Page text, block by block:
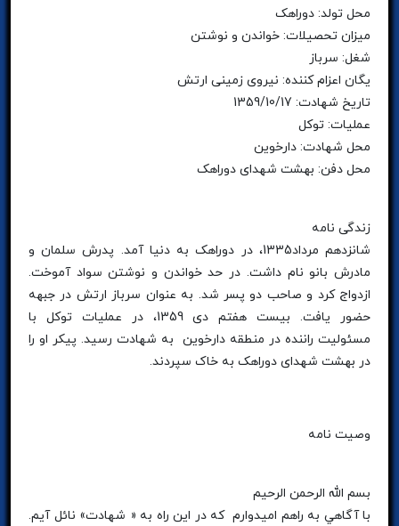
محل تولد: دوراهک
میزان تحصیلات: خواندن و نوشتن
شغل: سرباز
یگان اعزام کننده: نیروی زمینی ارتش
تاریخ شهادت: 1359/10/17
عملیات: توکل
محل شهادت: دارخوین
محل دفن: بهشت شهدای دوراهک
زندگی نامه
شانزدهم مرداد1335، در دوراهک به دنیا آمد. پدرش سلمان و
مادرش بانو نام داشت. در حد خواندن و نوشتن سواد آموخت.
ازدواج کرد و صاحب دو پسر شد. به عنوان سرباز ارتش در جبهه
حضور یافت. بیست هفتم دی 1359، در عملیات توکل با
مسئولیت راننده در منطقه دارخوین به شهادت رسید. پیکر او را
در بهشت شهدای دوراهک به خاک سپردند.
وصیت نامه
بسم الله الرحمن الرحيم
با آگاهي به راهم اميدوارم که در اين راه به « شهادت» نائل آيم.